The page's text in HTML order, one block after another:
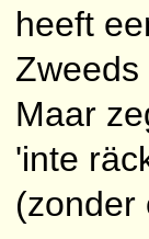
heeft
Maar
'inte
(zonder